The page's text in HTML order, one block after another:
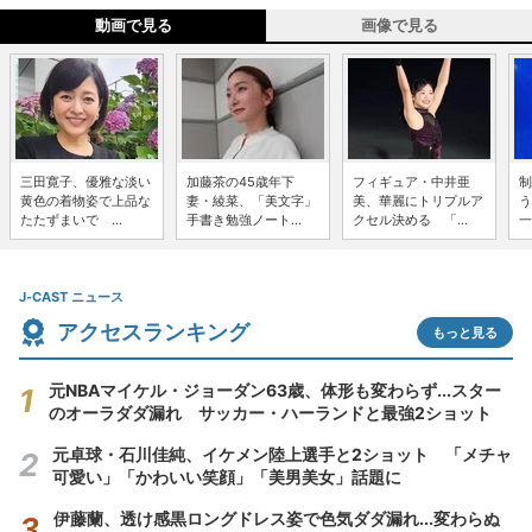
動画で見る 画像で見る
三田寛子、優雅な淡い
黄色の着物姿で上品な
たたずまいで ...
加藤茶の45歳年下
妻・綾菜、「美文字」
手書き勉強ノート...
フィギュア・中井亜
美、華麗にトリプルア
クセル決める 「...
J-CAST ニュース
アクセスランキング もっと見る
元NBAマイケル・ジョーダン63歳、体形も変わらず...スター
のオーラダダ漏れ サッカー・ハーランドと最強2ショット
元卓球・石川佳純、イケメン陸上選手と2ショット 「メチャ
可愛い」「かわいい笑顔」「美男美女」話題に
伊藤蘭、透け感黒ロングドレス姿で色気ダダ漏れ...変わらぬ